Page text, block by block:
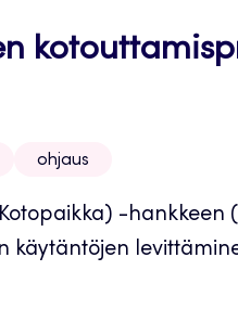
ohjaus
-hankkeen
käytäntöjen